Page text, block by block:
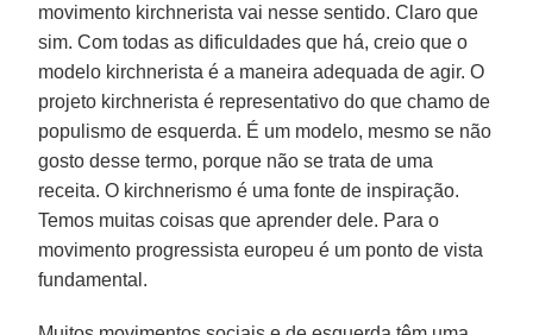
movimento kirchnerista vai nesse sentido. Claro que
sim. Com todas as dificuldades que há, creio que o
modelo kirchnerista é a maneira adequada de agir. O
projeto kirchnerista é representativo do que chamo de
populismo de esquerda. É um modelo, mesmo se não
gosto desse termo, porque não se trata de uma
receita. O kirchnerismo é uma fonte de inspiração.
Temos muitas coisas que aprender dele. Para o
movimento progressista europeu é um ponto de vista
fundamental.